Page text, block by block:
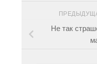
Не так